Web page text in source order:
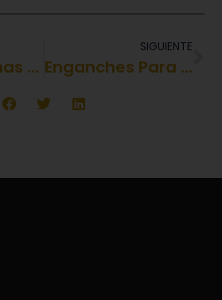
Autocaravanas Rimor
SIGUIENTE
Enganches Para Caravanas